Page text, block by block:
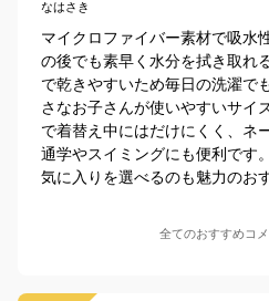
なはさき
マイクロファイバー素材で吸水
の後でも素早く水分を拭き取れ
で乾きやすいため毎日の洗濯で
さなお子さんが使いやすいサイ
で着替え中にはだけにくく、ネ
通学やスイミングにも便利です
気に入りを選べるのも魅力のお
全てのおすすめコメ